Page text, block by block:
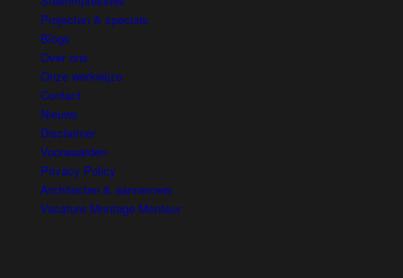
Projecten & specials
Blogs
Over ons
Onze werkwijze
Contact
Nieuws
Disclaimer
Voorwaarden
Privacy Policy
Architecten & aannemers
Vacature Montage Monteur